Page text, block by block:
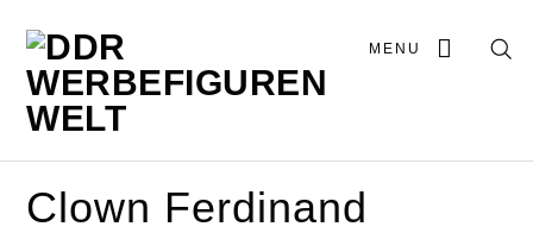
MENU
Clown Ferdinand